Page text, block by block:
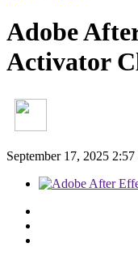
Adobe
Activator
September 17, 2025 2:57